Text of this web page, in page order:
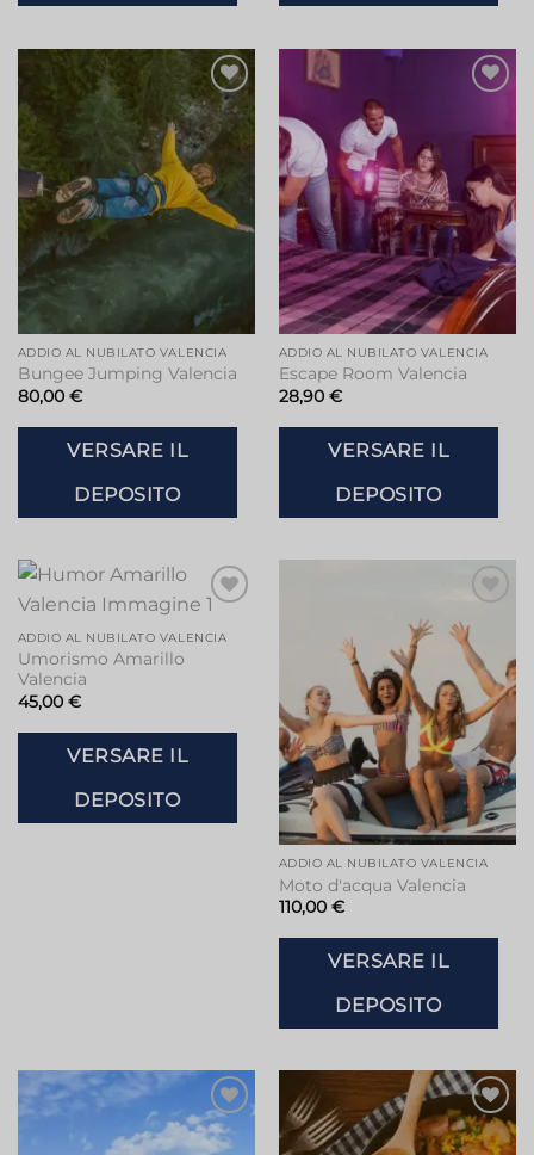
Aggiungi
alla lista
dei
desideri
ADDIO AL NUBILATO VALENCIA
Bungee Jumping Valencia
80,00 €
VERSARE IL
DEPOSITO
dei
desideri
ADDIO AL NUBILATO VALENCIA
Escape Room Valencia
28,90 €
VERSARE IL
DEPOSITO
alla lista
ADDIO AL NUBILATO VALENCIA
Umorismo Amarillo
Valencia
45,00 €
VERSARE IL
DEPOSITO
Aggiungi
alla lista
dei
desideri
ADDIO AL NUBILATO VALENCIA
Moto d'acqua Valencia
110,00 €
VERSARE IL
DEPOSITO
Aggiungi
alla lista
Aggiungi
alla lista